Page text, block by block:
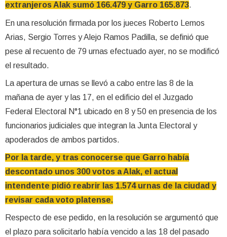
extranjeros Alak sumó 166.479 y Garro 165.873.
En una resolución firmada por los jueces Roberto Lemos
Arias, Sergio Torres y Alejo Ramos Padilla, se definió que
pese al recuento de 79 urnas efectuado ayer, no se modificó
el resultado.
La apertura de urnas se llevó a cabo entre las 8 de la
mañana de ayer y las 17, en el edificio del el Juzgado
Federal Electoral N°1 ubicado en 8 y 50 en presencia de los
funcionarios judiciales que integran la Junta Electoral y
apoderados de ambos partidos.
Por la tarde, y tras conocerse que Garro había
descontado unos 300 votos a Alak, el actual
intendente pidió reabrir las 1.574 urnas de la ciudad y
revisar cada voto platense.
Respecto de ese pedido, en la resolución se argumentó que
el plazo para solicitarlo había vencido a las 18 del pasado